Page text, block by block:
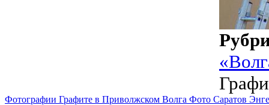
Фотографии Графите в Приволжском Волга Фото Саратов